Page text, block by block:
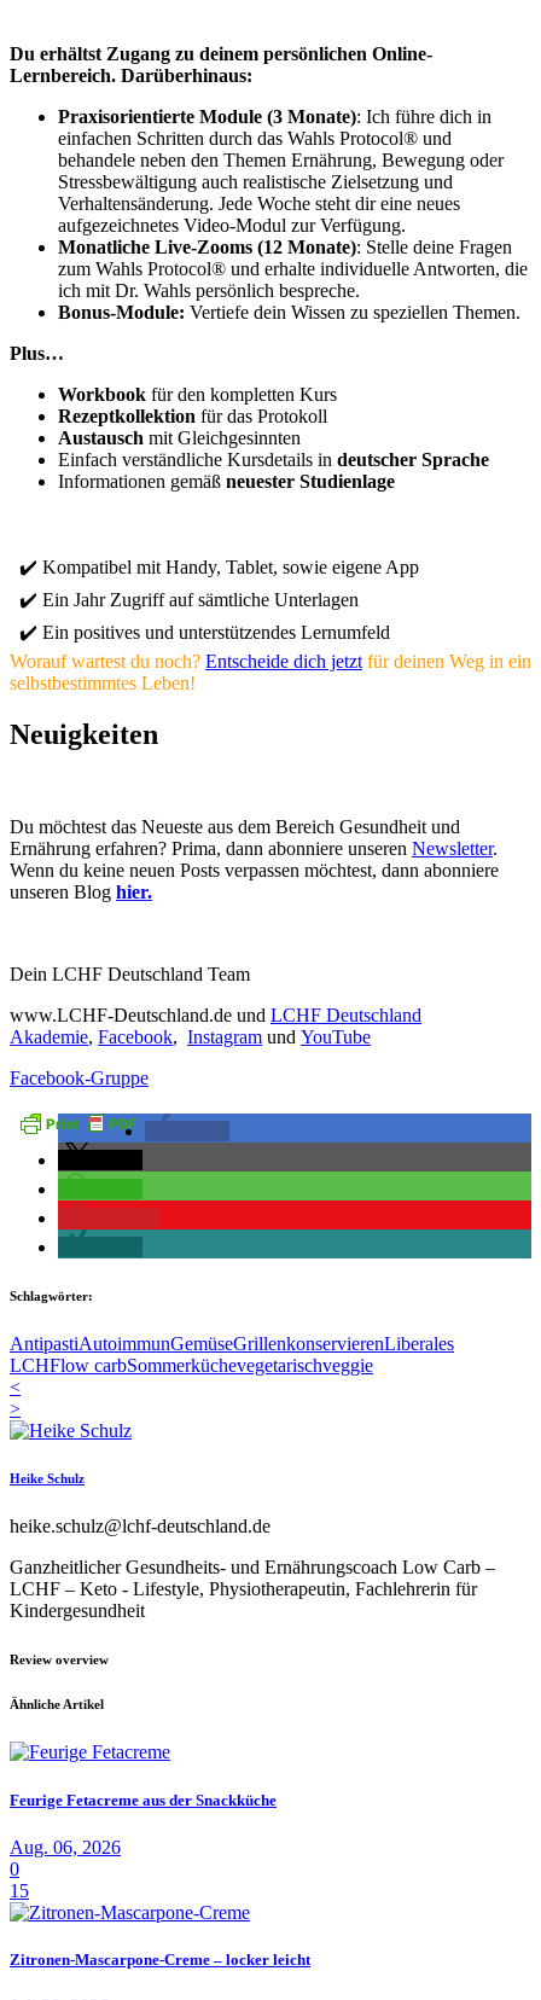
Du erhältst Zugang zu deinem persönlichen Online-
Lernbereich. Darüberhinaus:
Praxisorientierte Module (3 Monate): Ich führe dich in
einfachen Schritten durch das Wahls Protocol® und
behandele neben den Themen Ernährung, Bewegung oder
Stressbewältigung auch realistische Zielsetzung und
Verhaltensänderung. Jede Woche steht dir eine neues
aufgezeichnetes Video-Modul zur Verfügung.
Monatliche Live-Zooms (12 Monate): Stelle deine Fragen
zum Wahls Protocol® und erhalte individuelle Antworten, die
ich mit Dr. Wahls persönlich bespreche.
Bonus-Module: Vertiefe dein Wissen zu speziellen Themen.
Plus…
Workbook für den kompletten Kurs
Rezeptkollektion für das Protokoll
Austausch mit Gleichgesinnten
Einfach verständliche Kursdetails in deutscher Sprache
Informationen gemäß neuester Studienlage
✔️ Kompatibel mit Handy, Tablet, sowie eigene App
✔️ Ein Jahr Zugriff auf sämtliche Unterlagen
✔️ Ein positives und unterstützendes Lernumfeld
Worauf wartest du noch? Entscheide dich jetzt für deinen Weg in ein
selbstbestimmtes Leben!
Neuigkeiten
Du möchtest das Neueste aus dem Bereich Gesundheit und
Ernährung erfahren? Prima, dann abonniere unseren Newsletter.
Wenn du keine neuen Posts verpassen möchtest, dann abonniere
unseren Blog hier.
Dein LCHF Deutschland Team
www.LCHF-Deutschland.de und LCHF Deutschland
Akademie, Facebook, Instagram und YouTube
Facebook-Gruppe
Schlagwörter:
AntipastiAutoimmunGemüseGrillenkonservierenLiberales
LCHFlow carbSommerküchevegetarischveggie
<
>
Heike Schulz
heike.schulz@lchf-deutschland.de
Ganzheitlicher Gesundheits- und Ernährungscoach Low Carb –
LCHF – Keto - Lifestyle, Physiotherapeutin, Fachlehrerin für
Kindergesundheit
Review overview
Ähnliche Artikel
Feurige Fetacreme aus der Snackküche
Aug. 06, 2026
0
15
Zitronen-Mascarpone-Creme – locker leicht